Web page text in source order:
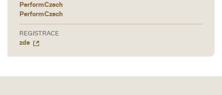
PerformCzech
PerformCzech
REGISTRACE
zde